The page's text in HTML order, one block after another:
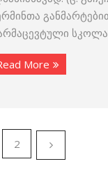
სკოლა
More
2